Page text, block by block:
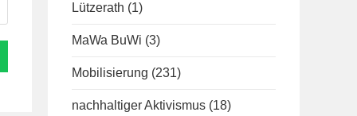
Lützerath (1)
MaWa BuWi (3)
Mobilisierung (231)
nachhaltiger Aktivismus (18)